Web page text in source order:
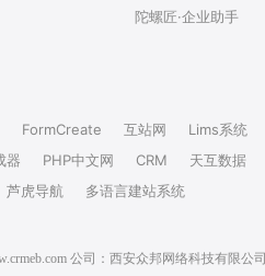
陀螺匠·企业助手
FormCreate 互站网 Lims系统
器
PHP中文网 CRM 天互数据
芦虎导航
多语言建站系统
公司：西安众邦网络科技有限公司